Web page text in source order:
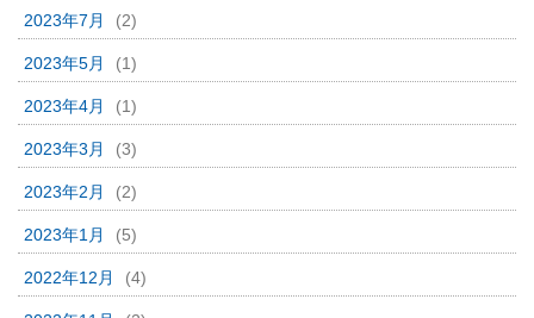
2023年7月 (2)
2023年5月 (1)
2023年4月 (1)
2023年3月 (3)
2023年2月 (2)
2023年1月 (5)
2022年12月 (4)